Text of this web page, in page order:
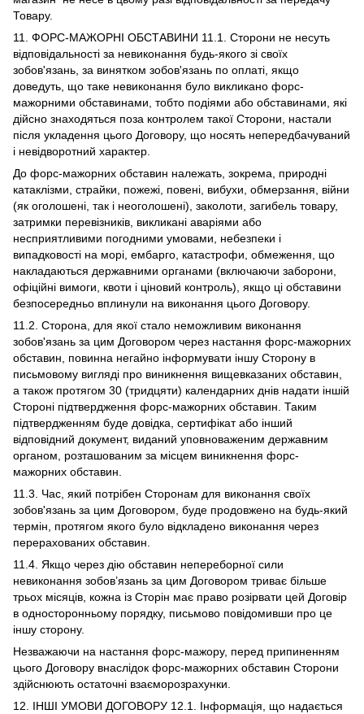
Товару.
11. ФОРС-МАЖОРНІ ОБСТАВИНИ 11.1. Сторони не несуть
відповідальності за невиконання будь-якого зі своїх
зобов'язань, за винятком зобов'язань по оплаті, якщо
доведуть, що таке невиконання було викликано форс-
мажорними обставинами, тобто подіями або обставинами, які
дійсно знаходяться поза контролем такої Сторони, настали
після укладення цього Договору, що носять непередбачуваний
і невідворотний характер.
До форс-мажорних обставин належать, зокрема, природні
катаклізми, страйки, пожежі, повені, вибухи, обмерзання, війни
(як оголошені, так і неоголошені), заколоти, загибель товару,
затримки перевізників, викликані аваріями або
несприятливими погодними умовами, небезпеки і
випадковості на морі, ембарго, катастрофи, обмеження, що
накладаються державними органами (включаючи заборони,
офіційні вимоги, квоти і ціновий контроль), якщо ці обставини
безпосередньо вплинули на виконання цього Договору.
11.2. Сторона, для якої стало неможливим виконання
зобов'язань за цим Договором через настання форс-мажорних
обставин, повинна негайно інформувати іншу Сторону в
письмовому вигляді про виникнення вищевказаних обставин,
а також протягом 30 (тридцяти) календарних днів надати іншій
Стороні підтвердження форс-мажорних обставин. Таким
підтвердженням буде довідка, сертифікат або інший
відповідний документ, виданий уповноваженим державним
органом, розташованим за місцем виникнення форс-
мажорних обставин.
11.3. Час, який потрібен Сторонам для виконання своїх
зобов'язань за цим Договором, буде продовжено на будь-який
термін, протягом якого було відкладено виконання через
перерахованих обставин.
11.4. Якщо через дію обставин непереборної сили
невиконання зобов’язань за цим Договором триває більше
трьох місяців, кожна із Сторін має право розірвати цей Договір
в односторонньому порядку, письмово повідомивши про це
іншу сторону.
Незважаючи на настання форс-мажору, перед припиненням
цього Договору внаслідок форс-мажорних обставин Сторони
здійснюють остаточні взаєморозрахунки.
12. ІНШІ УМОВИ ДОГОВОРУ 12.1. Інформація, що надається